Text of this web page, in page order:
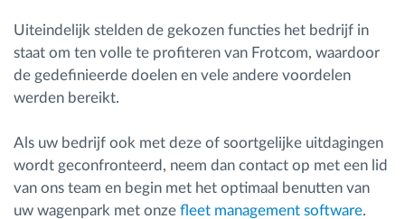
Uiteindelijk stelden de gekozen functies het bedrijf in
staat om ten volle te profiteren van Frotcom, waardoor
de gedefinieerde doelen en vele andere voordelen
werden bereikt.
Als uw bedrijf ook met deze of soortgelijke uitdagingen
wordt geconfronteerd, neem dan contact op met een lid
van ons team en begin met het optimaal benutten van
uw wagenpark met onze fleet management software.